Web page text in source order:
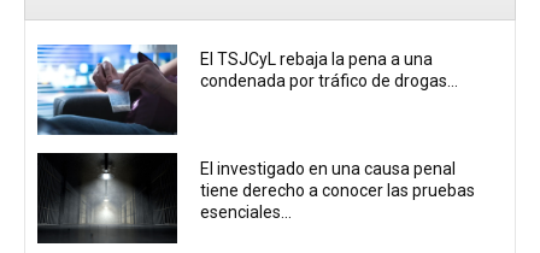
El TSJCyL rebaja la pena a una
condenada por tráfico de drogas...
El investigado en una causa penal
tiene derecho a conocer las pruebas
esenciales...